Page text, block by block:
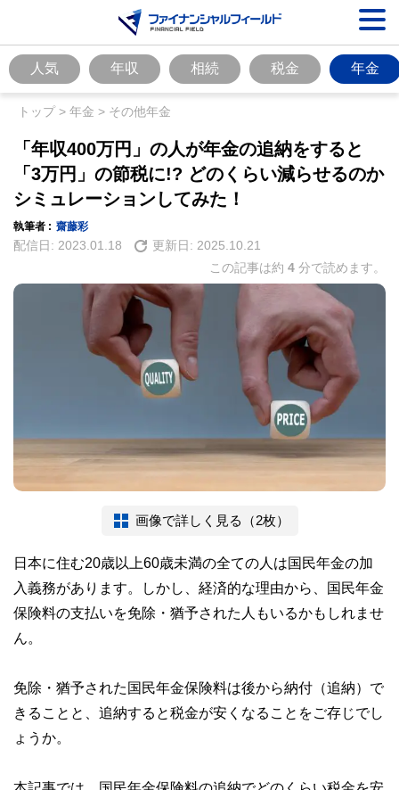
人気 年収 相続 税金 年金
トップ> 年金 > その他年金
「年収400万円」の人が年金の追納をすると
「3万円」の節税に!? どのくらい減らせるのか
シミュレーションしてみた！
執筆者 : 齋藤彩
配信日: 2023.01.18 更新日: 2025.10.21
この記事は約 4 分で読めます。
画像で詳しく見る（2枚）
日本に住む20歳以上60歳未満の全ての人は国民年金の加
入義務があります。しかし、経済的な理由から、国民年金
保険料の支払いを免除・猶予された人もいるかもしれませ
ん。
免除・猶予された国民年金保険料は後から納付（追納）で
きることと、追納すると税金が安くなることをご存じでし
ょうか。
本記事では、国民年金保険料の追納でどのくらい税金を安